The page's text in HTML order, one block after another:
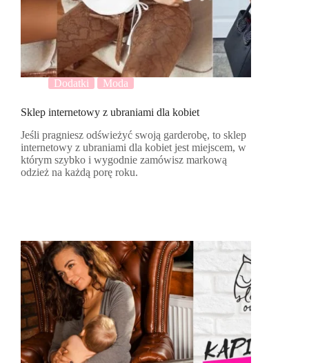
Dodatki Moda
Sklep internetowy z ubraniami dla kobiet
Jeśli pragniesz odświeżyć swoją garderobę, to sklep
internetowy z ubraniami dla kobiet jest miejscem, w
którym szybko i wygodnie zamówisz markową
odzież na każdą porę roku.